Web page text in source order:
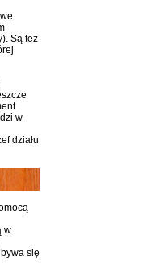
Są też
w
działu
w
się